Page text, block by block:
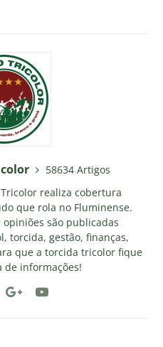
58634 Artigos
realiza cobertura
que rola no Fluminense.
são publicadas
torcida, gestão, finanças,
que a torcida tricolor fique
de informações!